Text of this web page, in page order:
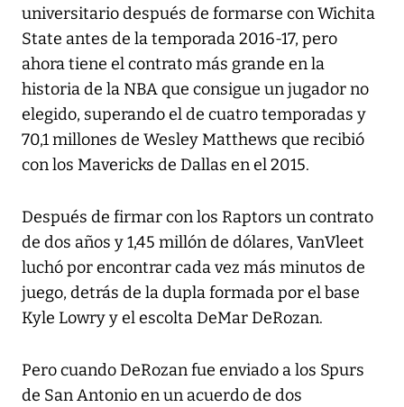
universitario después de formarse con Wichita
State antes de la temporada 2016-17, pero
ahora tiene el contrato más grande en la
historia de la NBA que consigue un jugador no
elegido, superando el de cuatro temporadas y
70,1 millones de Wesley Matthews que recibió
con los Mavericks de Dallas en el 2015.
Después de firmar con los Raptors un contrato
de dos años y 1,45 millón de dólares, VanVleet
luchó por encontrar cada vez más minutos de
juego, detrás de la dupla formada por el base
Kyle Lowry y el escolta DeMar DeRozan.
Pero cuando DeRozan fue enviado a los Spurs
de San Antonio en un acuerdo de dos